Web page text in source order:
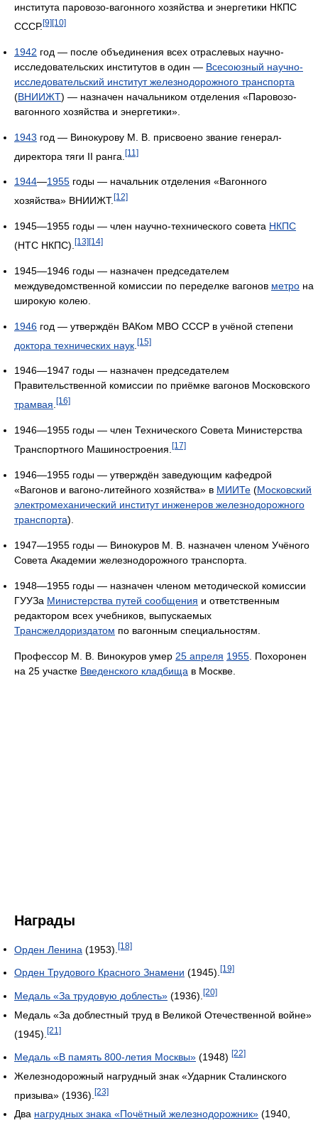
института паровозо-вагонного хозяйства и энергетики НКПС
СССР.[9][10]
1942 год — после объединения всех отраслевых научно-
исследовательских институтов в один — Всесоюзный научно-
исследовательский институт железнодорожного транспорта
(ВНИИЖТ) — назначен начальником отделения «Паровозо-
вагонного хозяйства и энергетики».
1943 год — Винокурову М. В. присвоено звание генерал-
директора тяги II ранга. [11]
1944—1955 годы — начальник отделения «Вагонного
хозяйства» ВНИИЖТ. [12]
1945—1955 годы — член научно-технического совета НКПС
(НТС НКПС). [13][14]
1945—1946 годы — назначен председателем
междуведомственной комиссии по переделке вагонов метро на
широкую колею.
1946 год — утверждён ВАКом МВО СССР в учёной степени
доктора технических наук [15]
1946—1947 годы — назначен председателем
Правительственной комиссии по приёмке вагонов Московского
трамвая [16]
1946—1955 годы — член Технического Совета Министерства
Транспортного Машиностроения. [17]
1946—1955 годы — утверждён заведующим кафедрой
«Вагонов и вагоно-литейного хозяйства» в МИИТе (Московский
электромеханический институт инженеров железнодорожного
транспорта).
1947—1955 годы — Винокуров М. В. назначен членом Учёного
Совета Академии железнодорожного транспорта.
1948—1955 годы — назначен членом методической комиссии
ГУУЗа Министерства путей сообщения и ответственным
редактором всех учебников, выпускаемых
Трансжелдориздатом по вагонным специальностям.
Профессор М. В. Винокуров умер 25 апреля 1955 . Похоронен
на 25 участке Введенского кладбища в Москве.
Награды
Орден Ленина (1953). [18]
Орден Трудового Красного Знамени (1945). [19]
Медаль «За трудовую доблесть» (1936). [20]
Медаль «За доблестный труд в Великой Отечественной войне»
(1945). [21]
Медаль «В память 800-летия Москвы» (1948) [22]
Железнодорожный нагрудный знак «Ударник Сталинского
призыва» (1936). [23]
Два нагрудных знака «Почётный железнодорожник» (1940,